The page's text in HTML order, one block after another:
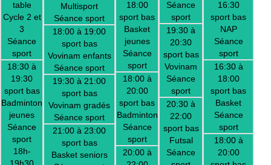
table
Cycle 2 et
3
Séance
sport
18:30 à
19:30
sport bas
Badminton
jeunes
Séance
sport
18h-
Multisport
Séance sport
18:00 à 19:00
sport bas
Vovinam enfants
Séance sport
19:30 à 21:00
sport bas
Vovinam gradés
Séance sport
21:00 à 23:00
sport bas
Basket seniors
18:00
sport bas
Basket
jeunes
Séance
sport
18:00 à
20:00
sport bas
Badminton
Séance
sport
20:00 à
Séance
sport
19:30 à
20:30
sport bas
Vovinam
Séance
sport
20:30 à
22:00
sport bas
Futsal
Séance
16:30
sport bas
NAP
Séance
sport
16:30 à
18:00
sport bas
Basket
Séance
sport
18:00 à
20:00